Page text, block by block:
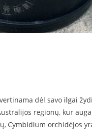
dėl savo ilgai
regionų, kur
Cymbidium orchidėjos